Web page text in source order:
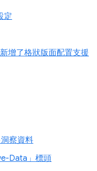
定
增了格狀版面配置支援
察資料
Data」標頭